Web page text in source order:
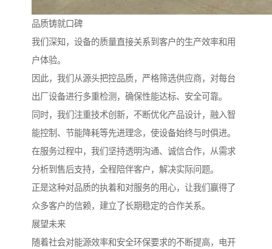
品质铸就口碑
我们深知，设备的质量直接关系到客户的生产效率和用
户体验。
因此，我们从源头把控品质，严格筛选供应商，对每台
出厂设备进行多重检测，确保性能达标、安全可靠。
同时，我们注重技术创新，不断优化产品设计，融入智
能控制、节能降耗等先进理念，使设备始终与时俱进。
在服务过程中，我们坚持透明沟通、诚信合作，从需求
分析到售后支持，全程陪伴客户，解决实际问题。
正是这种对品质的执着和对服务的用心，让我们赢得了
众多客户的信赖，建立了长期稳定的合作关系。
展望未来
随着社会对能源效率和安全环保要求的不断提高，电开